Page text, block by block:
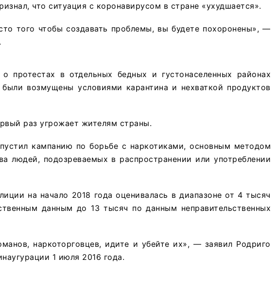
что ситуация с коронавирусом в стране «ухудшается».
того чтобы создавать проблемы, вы будете похоронены», —
протестах в отдельных бедных и густонаселенных районах
возмущены условиями карантина и нехваткой продуктов
раз угрожает жителям страны.
кампанию по борьбе с наркотиками, основным методом
людей, подозреваемых в распространении или употреблении
на начало 2018 года оценивалась в диапазоне от 4 тысяч
данным до 13 тысяч по данным неправительственных
наркоторговцев, идите и убейте их», — заявил Родриго
1 июля 2016 года.